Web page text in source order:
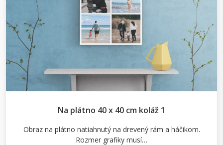
Na plátno 40 x 40 cm koláž 1
Obraz na plátno natiahnutý na drevený rám a háčikom.
Rozmer grafiky musí…